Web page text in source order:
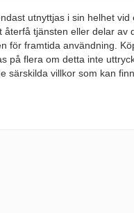
utnyttjas i sin helhet vid
återfå tjänsten eller delar av
för framtida användning.
på flera om detta inte
särskilda villkor som kan